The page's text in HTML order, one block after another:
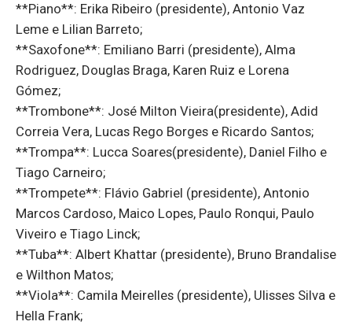
**Piano**: Erika Ribeiro (presidente), Antonio Vaz
Leme e Lilian Barreto;
**Saxofone**: Emiliano Barri (presidente), Alma
Rodriguez, Douglas Braga, Karen Ruiz e Lorena
Gómez;
**Trombone**: José Milton Vieira(presidente), Adid
Correia Vera, Lucas Rego Borges e Ricardo Santos;
**Trompa**: Lucca Soares(presidente), Daniel Filho e
Tiago Carneiro;
**Trompete**: Flávio Gabriel (presidente), Antonio
Marcos Cardoso, Maico Lopes, Paulo Ronqui, Paulo
Viveiro e Tiago Linck;
**Tuba**: Albert Khattar (presidente), Bruno Brandalise
e Wilthon Matos;
**Viola**: Camila Meirelles (presidente), Ulisses Silva e
Hella Frank;